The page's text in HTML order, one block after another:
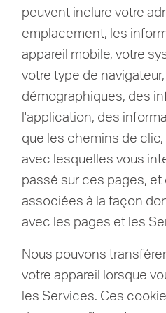
peuvent inclure votre
emplacement, les
appareil mobile, votre
votre type de
démographiques, des
l'application, des
que les chemins de
avec lesquelles vous
passé sur ces pages,
associées à la façon
avec les pages et les
Nous pouvons
votre appareil lorsque
les Services. Ces